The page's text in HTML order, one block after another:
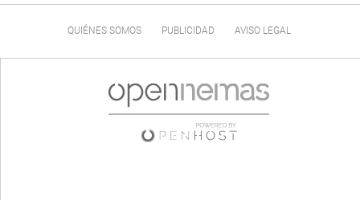
QUIÉNES SOMOS PUBLICIDAD AVISO LEGAL